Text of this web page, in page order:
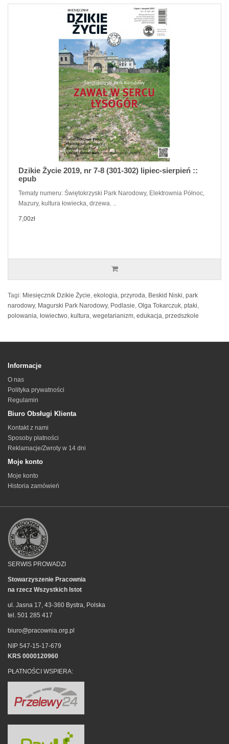
Dzikie Życie 2019, nr 7-8 (301-302) lipiec-sierpień ::
epub
Tematy numeru: Świętokrzyski Park Narodowy, Elektrownia Północ,
Mazury, kultura łowiecka, drzewa. ..
7,00zł
Tagi: Miesięcznik Dzikie Życie, ekologia, przyroda, Beskid Niski, park
narodowy, Magurski Park Narodowy, Podlasie, Olga Tokarczuk, ptaki,
polowania, łowiectwo, kultura, wegetarianizm, edukacja, przedszkole
Informacje
O nas
Polityka prywatności
Regulamin
Biuro Obsługi Klienta
Kontakt z nami
Sposoby płatności
Reklamacje/Zwroty w 14 dni
Moje konto
Moje konto
Historia zamówień
SERWIS PROWADZI
Stowarzyszenie Pracownia
na rzecz Wszystkich Istot
ul. Jasna 17, 43-360 Bystra, Polska
tel. 501 285 417
biuro@pracownia.org.pl
NIP 547-15-17-679
KRS 0000120960
PŁATNOŚCI WSPIERA: